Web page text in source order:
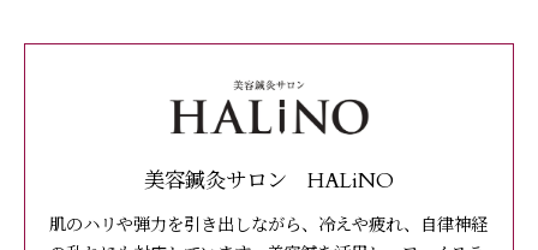
美容鍼灸サロン HALiNO
肌のハリや弾力を引き出しながら、冷えや疲れ、自律神経